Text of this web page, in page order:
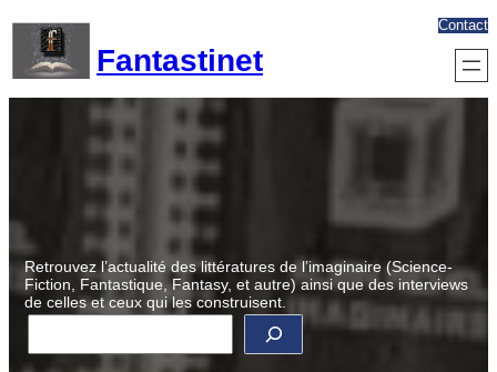
contenu
Fantastinet
Contact
Retrouvez l’actualité des littératures de l’imaginaire (Science-
Fiction, Fantastique, Fantasy, et autre) ainsi que des interviews
de celles et ceux qui les construisent.
R
c